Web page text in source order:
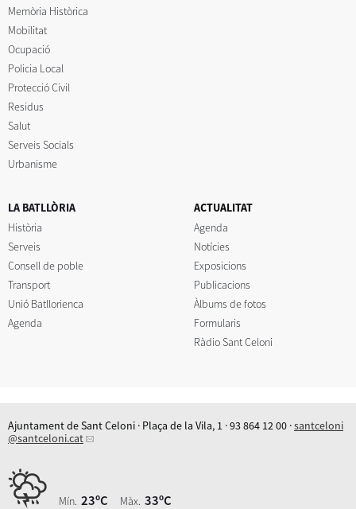
Memòria Històrica
Mobilitat
Ocupació
Policia Local
Protecció Civil
Residus
Salut
Serveis Socials
Urbanisme
LA BATLLÒRIA
Història
Serveis
Consell de poble
Transport
Unió Batllorienca
Agenda
ACTUALITAT
Agenda
Notícies
Exposicions
Publicacions
Àlbums de fotos
Formularis
Ràdio Sant Celoni
Ajuntament de Sant Celoni · Plaça de la Vila, 1 · 93 864 12 00 ·santceloni
@santceloni.cat
Mín. 23ºC Màx. 33ºC